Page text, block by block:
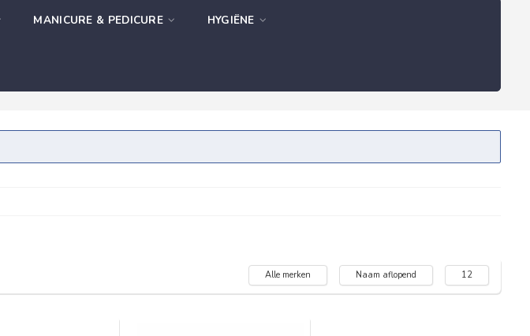
MANICURE & PEDICURE HYGIËNE
Alle merken Naam aflopend 12